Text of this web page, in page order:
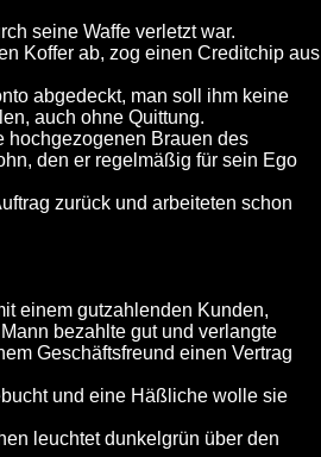
seine Waffe verletzt war.
Koffer ab, zog einen Creditchip aus
abgedeckt, man soll ihm keine
auch ohne Quittung.
hochgezogenen Brauen des
den er regelmäßig für sein Ego
zurück und arbeiteten schon
einem gutzahlenden Kunden,
bezahlte gut und verlangte
Geschäftsfreund einen Vertrag
und eine Häßliche wolle sie
leuchtet dunkelgrün über den